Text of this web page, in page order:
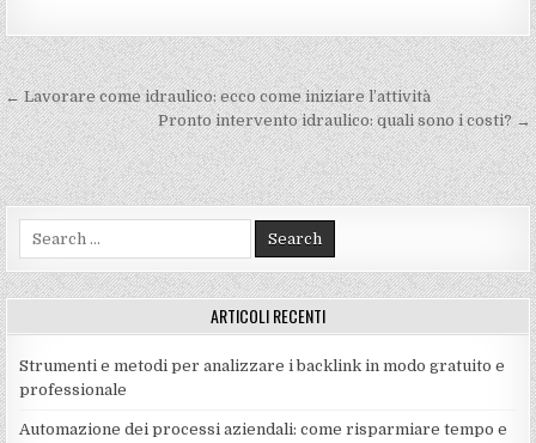
Navigazione
articoli
← Lavorare come idraulico: ecco come iniziare l’attività
Pronto intervento idraulico: quali sono i costi? →
Search
for:
ARTICOLI RECENTI
Strumenti e metodi per analizzare i backlink in modo gratuito e
professionale
Automazione dei processi aziendali: come risparmiare tempo e